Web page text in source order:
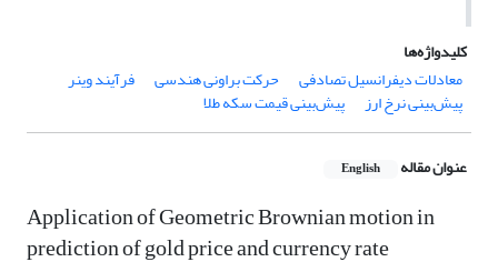
کلیدواژه‌ها
معادلات دیفرانسیل تصادفی
حرکت براونی هندسی فرآیند وینر
پیش‌بینی نرخ ارز پیش‌بینی قیمت سکه طلا
عنوان مقاله English
Application of Geometric Brownian motion in
prediction of gold price and currency rate